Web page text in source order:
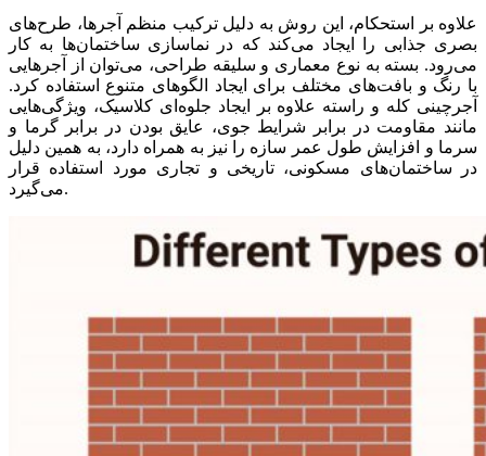
علاوه بر استحکام، این روش به دلیل ترکیب منظم آجرها، طرح‌های
بصری جذابی را ایجاد می‌کند که در نماسازی ساختمان‌ها به کار
می‌رود. بسته به نوع معماری و سلیقه طراحی، می‌توان از آجرهایی
با رنگ و بافت‌های مختلف برای ایجاد الگوهای متنوع استفاده کرد.
آجرچینی کله و راسته علاوه بر ایجاد جلوه‌ای کلاسیک، ویژگی‌هایی
مانند مقاومت در برابر شرایط جوی، عایق بودن در برابر گرما و
سرما و افزایش طول عمر سازه را نیز به همراه دارد، به همین دلیل
در ساختمان‌های مسکونی، تاریخی و تجاری مورد استفاده قرار
می‌گیرد.